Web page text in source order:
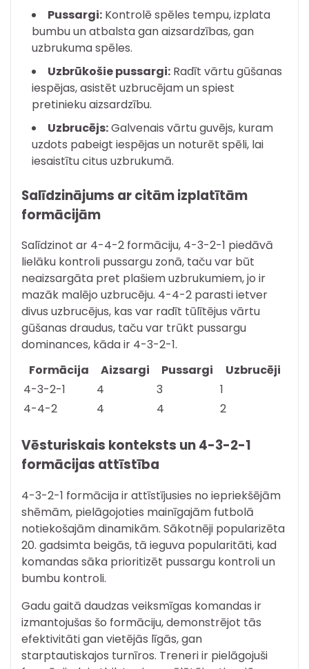
Pussargi: Kontrolē spēles tempu, izplata
bumbu un atbalsta gan aizsardzības, gan
uzbrukuma spēles.
Uzbrūkošie pussargi: Radīt vārtu gūšanas
iespējas, asistēt uzbrucējam un spiest
pretinieku aizsardzību.
Uzbrucējs:Galvenais vārtu guvējs, kuram
uzdots pabeigt iespējas un noturēt spēli, lai
iesaistītu citus uzbrukumā.
Salīdzinājums ar citām izplatītām
formācijām
Salīdzinot ar 4-4-2 formāciju, 4-3-2-1 piedāvā
lielāku kontroli pussargu zonā, taču var būt
neaizsargāta pret plašiem uzbrukumiem, jo ir
mazāk malējo uzbrucēju. 4-4-2 parasti ietver
divus uzbrucējus, kas var radīt tūlītējus vārtu
gūšanas draudus, taču var trūkt pussargu
dominances, kāda ir 4-3-2-1.
Formācija
Aizsargi Pussargi
Uzbrucēji
4-3-2-1
4 3
1
4-4-2
4 4 2
Vēsturiskais konteksts un 4-3-2-1
formācijas attīstība
4-3-2-1 formācija ir attīstījusies no iepriekšējām
shēmām, pielāgojoties mainīgajām futbolā
notiekošajām dinamikām. Sākotnēji popularizēta
20. gadsimta beigās, tā ieguva popularitāti, kad
komandas sāka prioritizēt pussargu kontroli un
bumbu kontroli.
Gadu gaitā daudzas veiksmīgas komandas ir
izmantojušas šo formāciju, demonstrējot tās
efektivitāti gan vietējās līgās, gan
starptautiskajos turnīros. Treneri ir pielāgojuši